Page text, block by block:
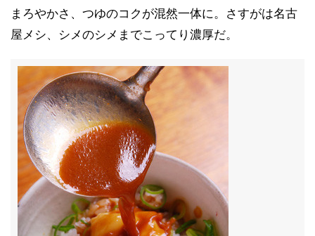
まろやかさ、つゆのコクが混然一体に。さすがは名古
屋メシ、シメのシメまでこってり濃厚だ。